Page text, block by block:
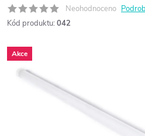
Neohodnoceno
Kód produktu: 042
Akce